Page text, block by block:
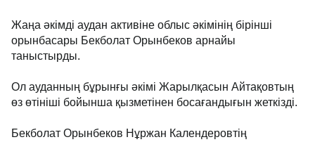
Жаңа әкімді аудан активіне облыс әкімінің бірінші
орынбасары Бекболат Орынбеков арнайы
таныстырды.
Ол ауданның бұрынғы әкімі Жарылқасын Айтақовтың
өз өтініші бойынша қызметінен босағандығын жеткізді.
Бекболат Орынбеков Нұржан Календеровтің